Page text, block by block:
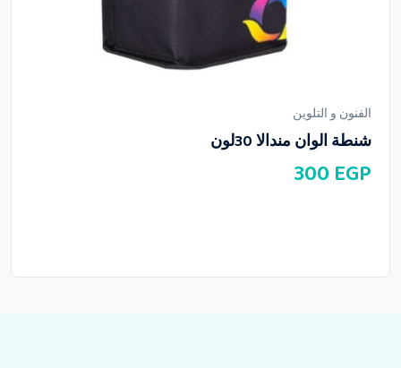
الفنون و التلوين
شنطة الوان مندالا 30لون
300 EGP